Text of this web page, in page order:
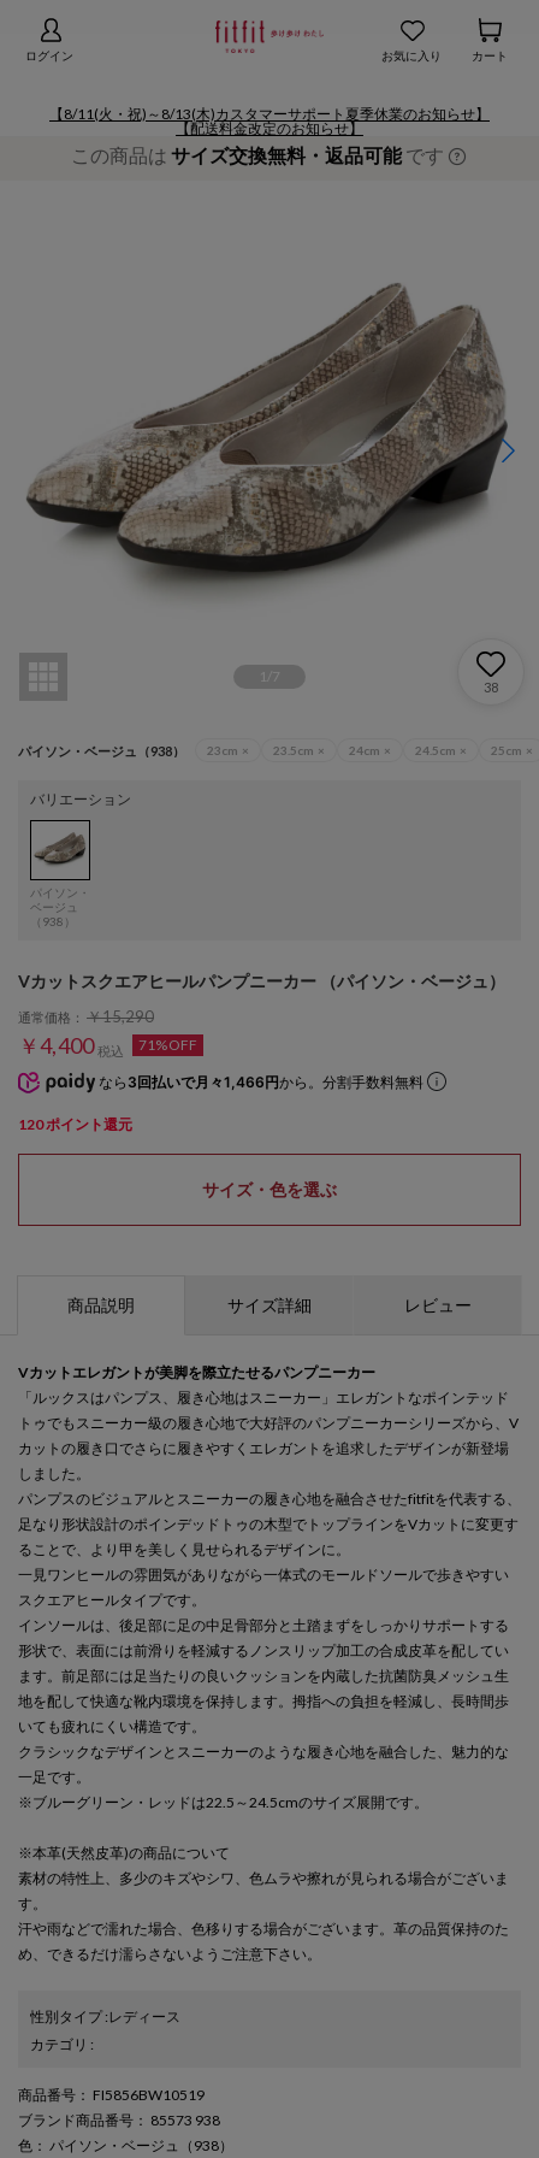
ログイン お気に入り カート
【8/11(火・祝)～8/13(木)カスタマーサポート夏季休業のお知らせ】
【配送料金改定のお知らせ】
この商品は サイズ交換無料・返品可能です
1 7
38
パイソン・ベージュ（938） 23cm × 23.5cm × 24cm × 24.5cm × 25cm ×
バリエーション
パイソン・
ベージュ
（938）
Vカットスクエアヒールパンプニーカー （パイソン・ベージュ）
通常価格： ￥15,290
￥4,400税込 71%OFF
なら 3回払いで月々1,466円から。分割手数料無料
120ポイント還元
サイズ・色を選ぶ
商品説明 サイズ詳細 レビュー
Vカットエレガントが美脚を際立たせるパンプニーカー
「ルックスはパンプス、履き心地はスニーカー」エレガントなポインテッド
トゥでもスニーカー級の履き心地で大好評のパンプニーカーシリーズから、V
カットの履き口でさらに履きやすくエレガントを追求したデザインが新登場
しました。
パンプスのビジュアルとスニーカーの履き心地を融合させたfitfitを代表する、
足なり形状設計のポインデッドトゥの木型でトップラインをVカットに変更す
ることで、より甲を美しく見せられるデザインに。
一見ワンヒールの雰囲気がありながら一体式のモールドソールで歩きやすい
スクエアヒールタイプです。
インソールは、後足部に足の中足骨部分と土踏まずをしっかりサポートする
形状で、表面には前滑りを軽減するノンスリップ加工の合成皮革を配してい
ます。前足部には足当たりの良いクッションを内蔵した抗菌防臭メッシュ生
地を配して快適な靴内環境を保持します。拇指への負担を軽減し、長時間歩
いても疲れにくい構造です。
クラシックなデザインとスニーカーのような履き心地を融合した、魅力的な
一足です。
※ブルーグリーン・レッドは22.5～24.5cmのサイズ展開です。
※本革(天然皮革)の商品について
素材の特性上、多少のキズやシワ、色ムラや擦れが見られる場合がございま
す。
汗や雨などで濡れた場合、色移りする場合がございます。革の品質保持のた
め、できるだけ濡らさないようご注意下さい。
性別タイプ : レディース
カテゴリ :
商品番号 ： FI5856BW10519
ブランド商品番号 ： 85573 938
色 ： パイソン・ベージュ（938）